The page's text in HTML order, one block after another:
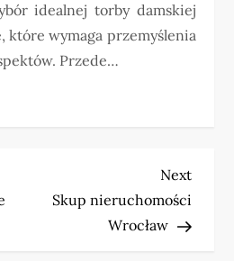
idealnej torby damskiej
które wymaga przemyślenia
Przede…
Next
Next
Skup nieruchomości
Wrocław